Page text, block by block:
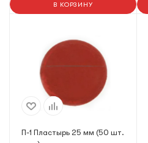
В КОРЗИНУ
П-1 Пластырь 25 мм (50 шт.